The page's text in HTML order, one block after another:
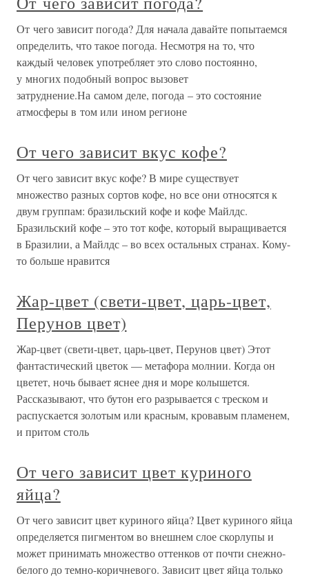
От чего зависит погода? Для начала давайте попытаемся
определить, что такое погода. Несмотря на то, что
каждый человек употребляет это слово постоянно,
у многих подобный вопрос вызовет
затруднение.На самом деле, погода – это состояние
атмосферы в том или ином регионе
От чего зависит вкус кофе?
От чего зависит вкус кофе? В мире существует
множество разных сортов кофе, но все они относятся к
двум группам: бразильский кофе и кофе Майлдс.
Бразильский кофе – это тот кофе, который выращивается
в Бразилии, а Майлдс – во всех остальных странах. Кому-
то больше нравится
Жар-цвет (свети-цвет, царь-цвет,
Перунов цвет)
Жар-цвет (свети-цвет, царь-цвет, Перунов цвет) Этот
фантастический цветок — метафора молнии. Когда он
цветет, ночь бывает яснее дня и море колышется.
Рассказывают, что бутон его разрывается с треском и
распускается золотым или красным, кровавым пламенем,
и притом столь
От чего зависит цвет куриного
яйца?
От чего зависит цвет куриного яйца? Цвет куриного яйца
определяется пигментом во внешнем слое скорлупы и
может принимать множество оттенков от почти снежно-
белого до темно-коричневого. Зависит цвет яйца только